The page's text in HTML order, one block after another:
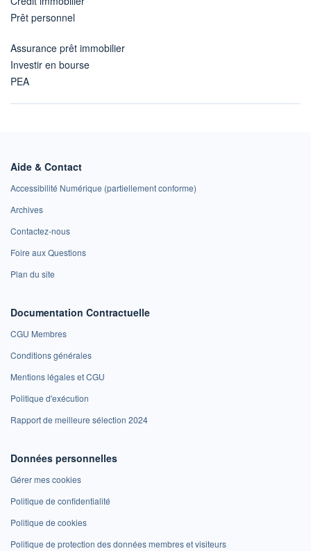
Prêt personnel
Assurance prêt immobilier
Investir en bourse
PEA
Aide & Contact
Accessibilité Numérique (partiellement conforme)
Archives
Contactez-nous
Foire aux Questions
Plan du site
Documentation Contractuelle
CGU Membres
Conditions générales
Mentions légales et CGU
Politique d'exécution
Rapport de meilleure sélection 2024
Données personnelles
Gérer mes cookies
Politique de confidentialité
Politique de cookies
Politique de protection des données membres et visiteurs